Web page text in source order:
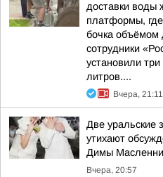
доставки
платформы,
бочка объёмом
сотрудники
установили
литров....
Вчера, 21:11
Две уральские
утихают
Димы
Вчера, 20:57